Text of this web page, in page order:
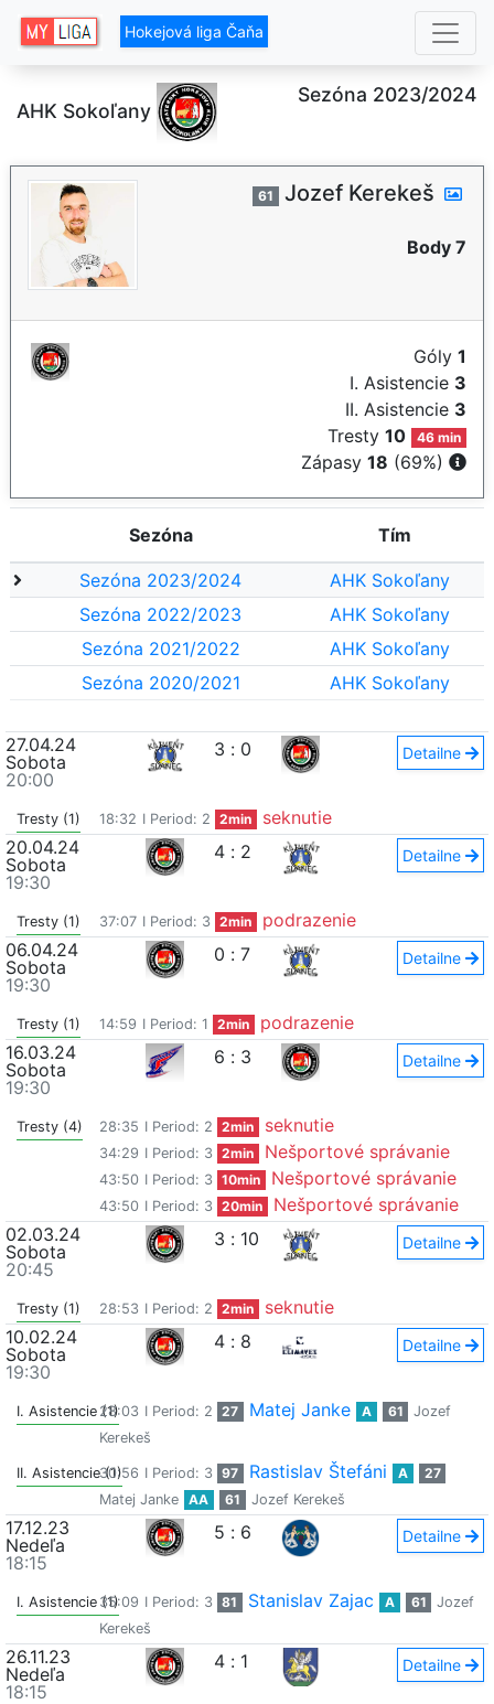
Hokejová liga Čaňa
AHK Sokoľany
Sezóna 2023/2024
61 Jozef Kerekeš
Body 7
Góly 1
I. Asistencie 3
II. Asistencie 3
Tresty10 46 min
Zápasy 18 (69%)
Sezóna Tím
Sezóna 2023/2024
AHK Sokoľany
Sezóna 2022/2023
AHK Sokoľany
Sezóna 2021/2022
AHK Sokoľany
Sezóna 2020/2021
AHK Sokoľany
27.04.24
Sobota
20:00
3 : 0 Detailne
Tresty (1) 18:32 I Period: 2 2min
seknutie
20.04.24
Sobota
19:30
4 : 2 Detailne
Tresty (1) 37:07 I Period: 3 2min
podrazenie
06.04.24
Sobota
19:30
0 : 7 Detailne
Tresty (1) 14:59 I Period: 1 2min
podrazenie
16.03.24
Sobota
19:30
6 : 3 Detailne
Tresty (4) 28:35 I Period: 2 2min seknutie
34:29 I Period: 3 2min Nešportové správanie
43:50 I Period: 3 10min Nešportové správanie
43:50 I Period: 3 20min
Nešportové správanie
02.03.24
Sobota
20:45
3 : 10 Detailne
Tresty (1) 28:53 I Period: 2 2min
seknutie
10.02.24
Sobota
19:30
4 : 8 Detailne
I. Asistencie (1)28:03 I Period: 2 27 Matej Janke A 61
Jozef
Kerekeš
II. Asistencie (1)
30:56 I Period: 3 97 Rastislav Štefáni A
27
Matej Janke
AA 61 Jozef Kerekeš
17.12.23
Nedeľa
18:15
5 : 6 Detailne
I. Asistencie (1)35:09 I Period: 3 81 Stanislav Zajac A 61
Jozef
Kerekeš
26.11.23
Nedeľa
18:15
4 : 1 Detailne